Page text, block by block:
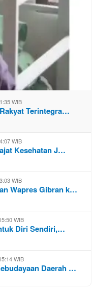
WIB
Terintegra…
WIB
Kesehatan J…
WIB
Wapres Gibran k…
WIB
Diri Sendiri,…
WIB
Daerah …